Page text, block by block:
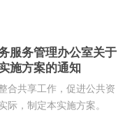
服务管理办公室关于
施方案的通知
合共享工作，促进公共资
，制定本实施方案。